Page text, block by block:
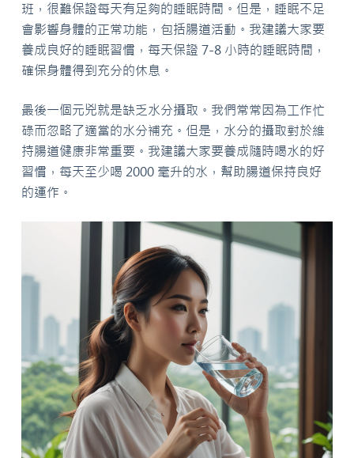
班，很難保證每天有足夠的睡眠時間。但是，睡眠不足
會影響身體的正常功能，包括腸道活動。我建議大家要
養成良好的睡眠習慣，每天保證 7-8 小時的睡眠時間，
確保身體得到充分的休息。
最後一個元兇就是缺乏水分攝取。我們常常因為工作忙
碌而忽略了適當的水分補充。但是，水分的攝取對於維
持腸道健康非常重要。我建議大家要養成隨時喝水的好
習慣，每天至少喝 2000 毫升的水，幫助腸道保持良好
的運作。